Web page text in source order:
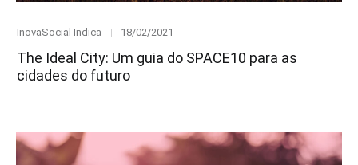
Category
InovaSocial Indica
Posted
18/02/2021
The Ideal City: Um guia do SPACE10 para as
cidades do futuro